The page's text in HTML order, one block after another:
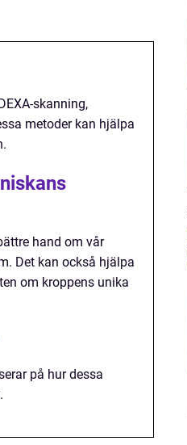
skanning,
metoder kan hjälpa
hand om vår
Det kan också hjälpa
om kroppens unika
på hur dessa